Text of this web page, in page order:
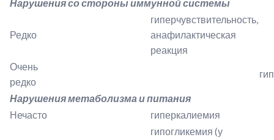
Нарушения со стороны иммунной системы
Редко
гиперчувствительность,
анафилактическая
реакция
Очень
редко
Нарушения метаболизма и питания
Нечасто
гиперкалиемия
гипогликемия (у